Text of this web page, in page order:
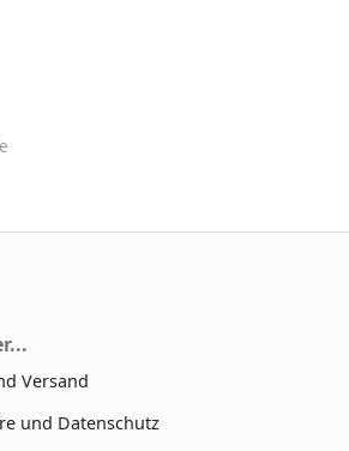
Versand
und Datenschutz